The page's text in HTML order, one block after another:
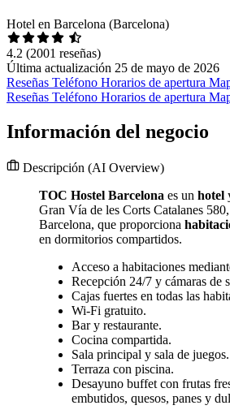
Hotel en Barcelona (Barcelona)
4.2 (2001 reseñas)
Última actualización 25 de mayo de 2026
Reseñas Teléfono Horarios de apertura
Reseñas Teléfono Horarios de apertura
Información del negocio
Descripción (AI Overview)
TOC Hostel Barcelona es un hotel
Gran Vía de les Corts Catalanes 580,
Barcelona, que proporciona
en dormitorios compartidos.
Acceso a habitaciones
Recepción 24/7 y cámaras de
Cajas fuertes en todas las
Wi-Fi gratuito.
Bar y restaurante.
Cocina compartida.
Sala principal y sala de juegos.
Terraza con piscina.
Desayuno buffet con frutas
embutidos, quesos, panes y